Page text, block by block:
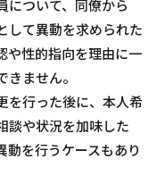
について、同僚から
して異動を求められた
や性的指向を理由に一
ません。
を行った後に、本人希
談や状況を加味した
動を行うケースもあり